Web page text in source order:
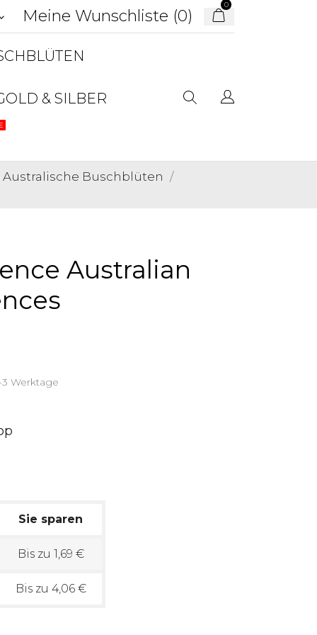
Meine Wunschliste (0)
0
& SILBER
Australische Buschblüten
Australian
3 Werktage
Sie sparen
Bis zu 1,69 €
Bis zu 4,06 €